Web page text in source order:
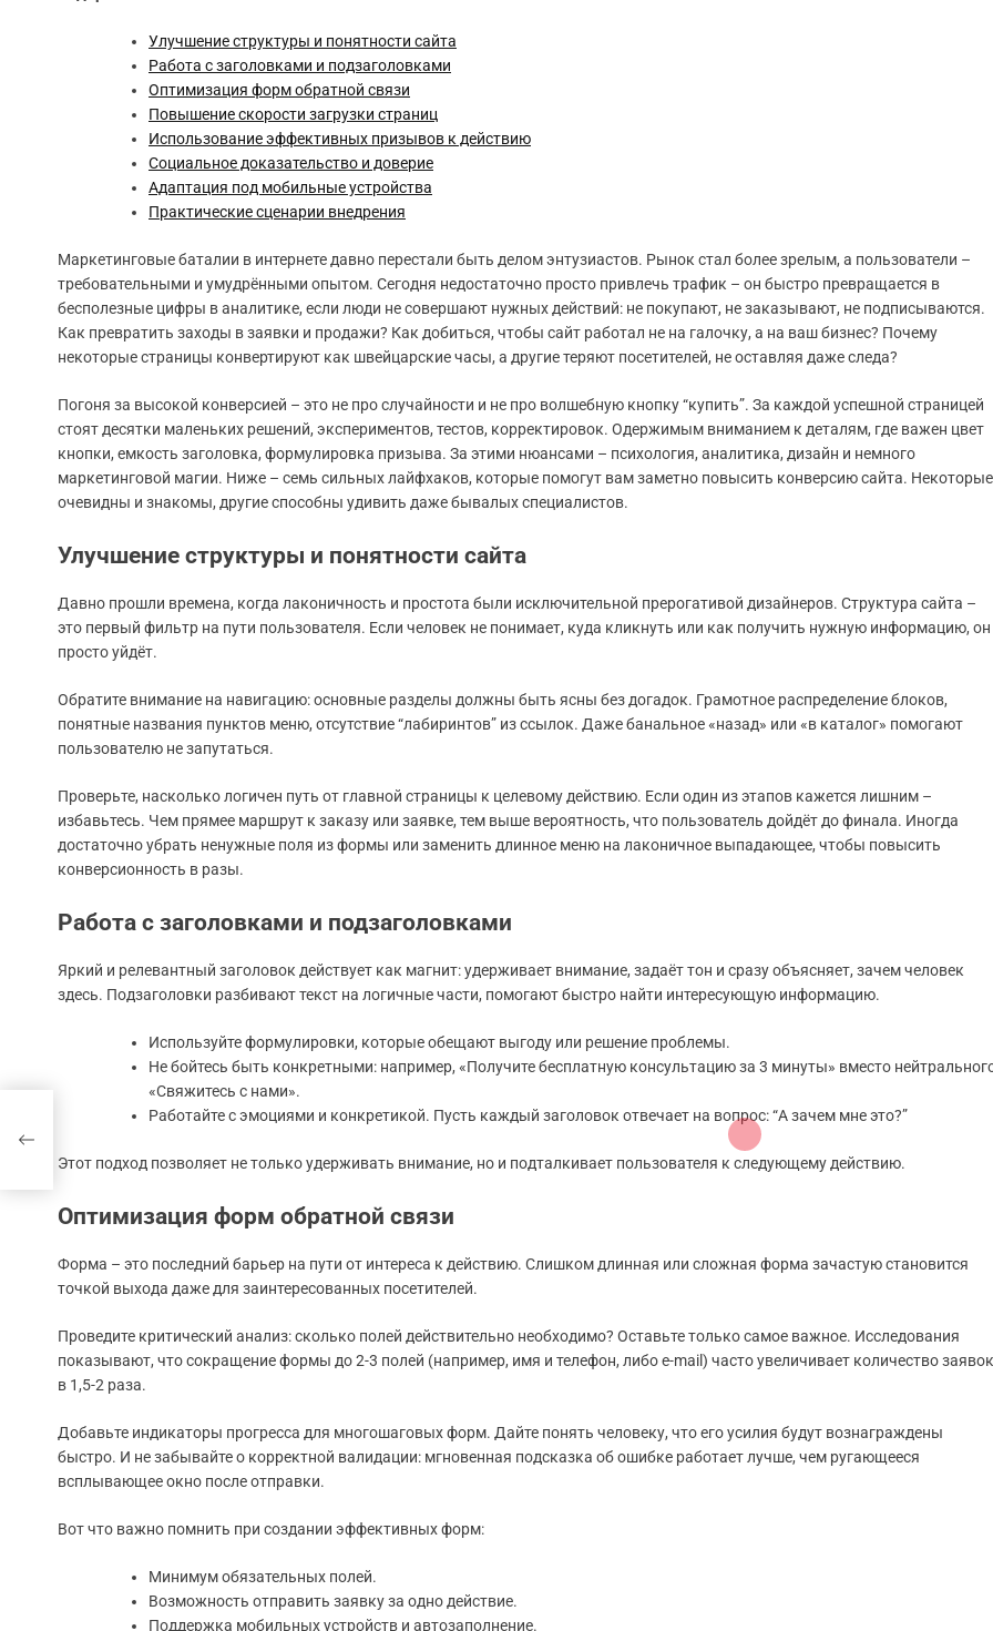
Улучшение структуры и понятности сайта
Работа с заголовками и подзаголовками
Оптимизация форм обратной связи
Повышение скорости загрузки страниц
Использование эффективных призывов к действию
Социальное доказательство и доверие
Адаптация под мобильные устройства
Практические сценарии внедрения
Маркетинговые баталии в интернете давно перестали быть делом энтузиастов. Рынок стал более зрелым, а пользователи –
требовательными и умудрёнными опытом. Сегодня недостаточно просто привлечь трафик – он быстро превращается в
бесполезные цифры в аналитике, если люди не совершают нужных действий: не покупают, не заказывают, не подписываются.
Как превратить заходы в заявки и продажи? Как добиться, чтобы сайт работал не на галочку, а на ваш бизнес? Почему
некоторые страницы конвертируют как швейцарские часы, а другие теряют посетителей, не оставляя даже следа?
Погоня за высокой конверсией – это не про случайности и не про волшебную кнопку “купить”. За каждой успешной страницей
стоят десятки маленьких решений, экспериментов, тестов, корректировок. Одержимым вниманием к деталям, где важен цвет
кнопки, емкость заголовка, формулировка призыва. За этими нюансами – психология, аналитика, дизайн и немного
маркетинговой магии. Ниже – семь сильных лайфхаков, которые помогут вам заметно повысить конверсию сайта. Некоторые
очевидны и знакомы, другие способны удивить даже бывалых специалистов.
Улучшение структуры и понятности сайта
Давно прошли времена, когда лаконичность и простота были исключительной прерогативой дизайнеров. Структура сайта –
это первый фильтр на пути пользователя. Если человек не понимает, куда кликнуть или как получить нужную информацию, он
просто уйдёт.
Обратите внимание на навигацию: основные разделы должны быть ясны без догадок. Грамотное распределение блоков,
понятные названия пунктов меню, отсутствие “лабиринтов” из ссылок. Даже банальное «назад» или «в каталог» помогают
пользователю не запутаться.
Проверьте, насколько логичен путь от главной страницы к целевому действию. Если один из этапов кажется лишним –
избавьтесь. Чем прямее маршрут к заказу или заявке, тем выше вероятность, что пользователь дойдёт до финала. Иногда
достаточно убрать ненужные поля из формы или заменить длинное меню на лаконичное выпадающее, чтобы повысить
конверсионность в разы.
Работа с заголовками и подзаголовками
Яркий и релевантный заголовок действует как магнит: удерживает внимание, задаёт тон и сразу объясняет, зачем человек
здесь. Подзаголовки разбивают текст на логичные части, помогают быстро найти интересующую информацию.
Используйте формулировки, которые обещают выгоду или решение проблемы.
Не бойтесь быть конкретными: например, «Получите бесплатную консультацию за 3 минуты» вместо
«Свяжитесь с нами».
Работайте с эмоциями и конкретикой. Пусть каждый заголовок отвечает на вопрос: “А зачем мне это?”
Этот подход позволяет не только удерживать внимание, но и подталкивает пользователя к следующему действию.
Оптимизация форм обратной связи
Форма – это последний барьер на пути от интереса к действию. Слишком длинная или сложная форма зачастую становится
точкой выхода даже для заинтересованных посетителей.
Проведите критический анализ: сколько полей действительно необходимо? Оставьте только самое важное. Исследования
показывают, что сокращение формы до 2-3 полей (например, имя и телефон, либо e-mail) часто увеличивает количество заявок
в 1,5-2 раза.
Добавьте индикаторы прогресса для многошаговых форм. Дайте понять человеку, что его усилия будут вознаграждены
быстро. И не забывайте о корректной валидации: мгновенная подсказка об ошибке работает лучше, чем ругающееся
всплывающее окно после отправки.
Вот что важно помнить при создании эффективных форм:
Минимум обязательных полей.
Возможность отправить заявку за одно действие.
Поддержка мобильных устройств и автозаполнение.